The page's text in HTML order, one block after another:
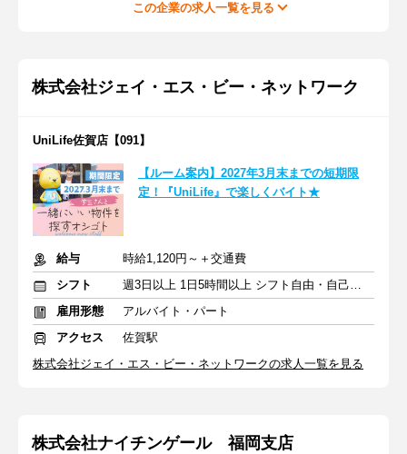
この企業の求人一覧を見る
株式会社ジェイ・エス・ビー・ネットワーク
UniLife佐賀店【091】
【ルーム案内】2027年3月末までの短期限
定！『UniLife』で楽しくバイト★
給与
時給1,120円～＋交通費
シフト
週3日以上 1日5時間以上 シフト自由・自己申告
雇用形態
アルバイト・パート
アクセス
佐賀駅
株式会社ジェイ・エス・ビー・ネットワークの求人一覧を見る
株式会社ナイチンゲール 福岡支店